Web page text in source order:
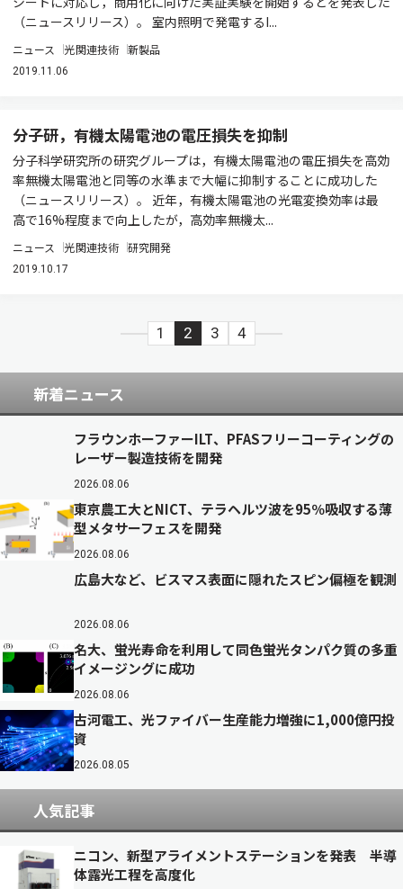
（ニュースリリース）。 室内照明で発電するI...
ニュース 光関連技術 新製品
2019.11.06
分子研，有機太陽電池の電圧損失を抑制
分子科学研究所の研究グループは，有機太陽電池の電圧損失を高効
率無機太陽電池と同等の水準まで大幅に抑制することに成功した
（ニュースリリース）。 近年，有機太陽電池の光電変換効率は最
高で16%程度まで向上したが，高効率無機太...
ニュース 光関連技術 研究開発
2019.10.17
1 2 3 4
新着ニュース
フラウンホーファーILT、PFASフリーコーティングの
レーザー製造技術を開発
2026.08.06
東京農工大とNICT、テラヘルツ波を95％吸収する薄
型メタサーフェスを開発
2026.08.06
広島大など、ビスマス表面に隠れたスピン偏極を観測
2026.08.06
名大、蛍光寿命を利用して同色蛍光タンパク質の多重
イメージングに成功
2026.08.06
古河電工、光ファイバー生産能力増強に1,000億円投
資
2026.08.05
人気記事
ニコン、新型アライメントステーションを発表 半導
体露光工程を高度化